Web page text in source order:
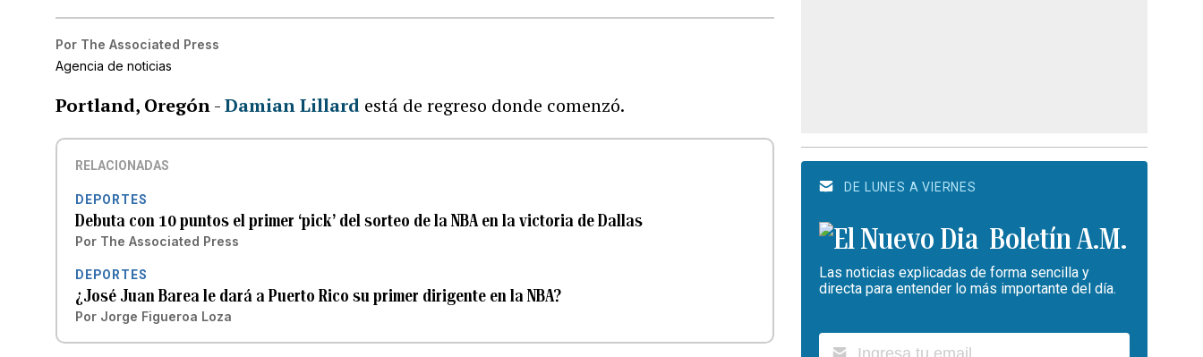
Por The Associated Press
Agencia de noticias
Portland, Oregón-Damian Lillard está de regreso donde comenzó.
RELACIONADAS
DEPORTES
Debuta con 10 puntos el primer ‘pick’ del sorteo de la NBA en la victoria de Dallas
Por The Associated Press
DEPORTES
¿José Juan Barea le dará a Puerto Rico su primer dirigente en la NBA?
Por Jorge Figueroa Loza
DE LUNES A VIERNES
Boletín A.M.
Las noticias explicadas de forma sencilla y
directa para entender lo más importante del día.